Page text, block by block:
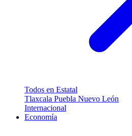
Todos en Estatal
Tlaxcala Puebla Nuevo León
Internacional
Economía